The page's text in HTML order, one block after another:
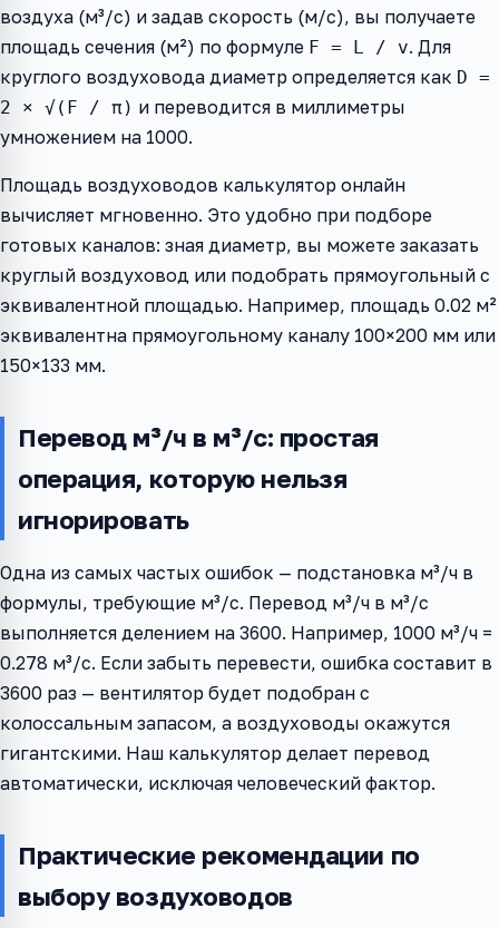
воздуха (м³/с) и задав скорость (м/с), вы получаете
площадь сечения (м²) по формуле F = L / v. Для
круглого воздуховода диаметр определяется как D =
2 × √(F / π) и переводится в миллиметры
умножением на 1000.
Площадь воздуховодов калькулятор онлайн
вычисляет мгновенно. Это удобно при подборе
готовых каналов: зная диаметр, вы можете заказать
круглый воздуховод или подобрать прямоугольный с
эквивалентной площадью. Например, площадь 0.02 м²
эквивалентна прямоугольному каналу 100×200 мм или
150×133 мм.
Перевод м³/ч в м³/с: простая
операция, которую нельзя
игнорировать
Одна из самых частых ошибок — подстановка м³/ч в
формулы, требующие м³/с. Перевод м³/ч в м³/с
выполняется делением на 3600. Например, 1000 м³/ч =
0.278 м³/с. Если забыть перевести, ошибка составит в
3600 раз — вентилятор будет подобран с
колоссальным запасом, а воздуховоды окажутся
гигантскими. Наш калькулятор делает перевод
автоматически, исключая человеческий фактор.
Практические рекомендации по
выбору воздуховодов